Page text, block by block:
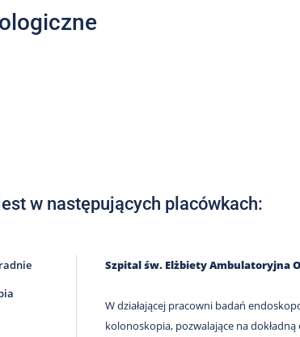
w następujących placówkach:
Szpital św. Elżbiety Ambulatoryjna
W działającej pracowni badań
kolonoskopia, pozwalające na